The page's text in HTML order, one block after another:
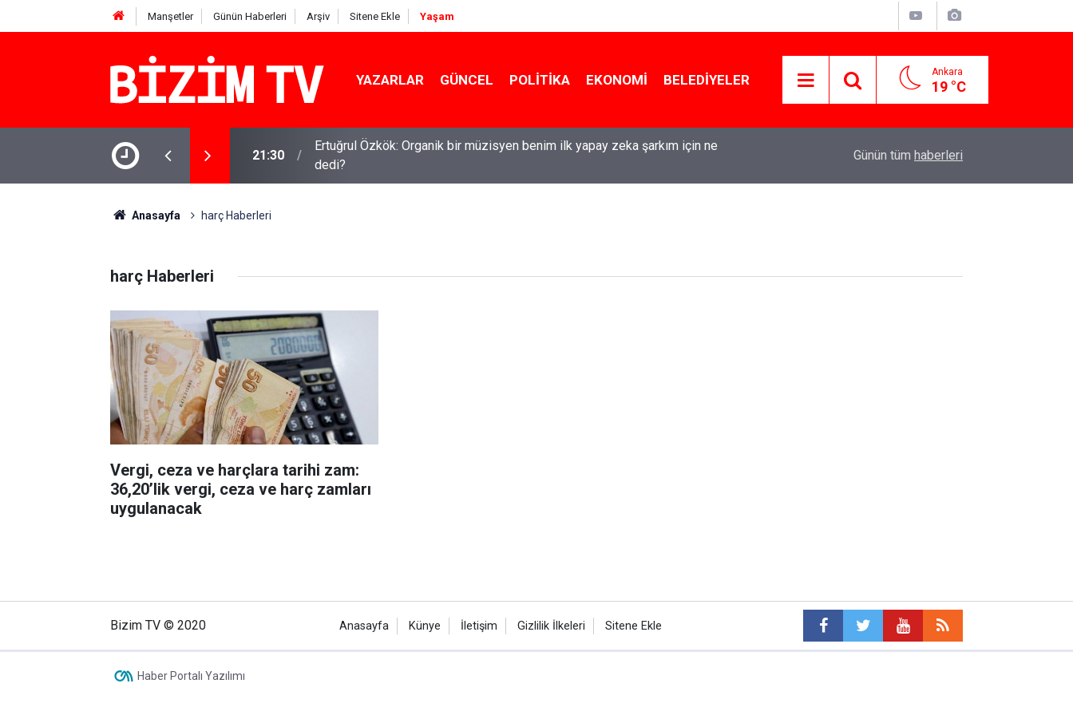
Manşetler Günün Haberleri Arşiv Sitene Ekle Yaşam
YAZARLAR GÜNCEL POLITIKA EKONOMI BELEDIYELER Ankara
19 °C
Gram, çeyrek ve Cumhuriyet altını
21:30
Ertuğrul Özkök: Organik bir müzisyen benim ilk yapay zeka şarkım için ne
dedi?
Günün tüm haberleri
Anasayfa harç Haberleri
harç Haberleri
Vergi, ceza ve harçlara tarihi zam:
36,20’lik vergi, ceza ve harç zamları
uygulanacak
Bizim TV © 2020 Anasayfa Künye İletişim Gizlilik İlkeleri Sitene Ekle
Haber Portalı Yazılımı